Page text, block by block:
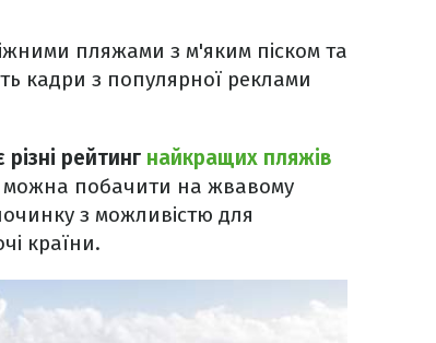
пляжами з м'яким піском та
кадри з популярної реклами
рейтинг найкращих пляжів
можна побачити на жвавому
з можливістю для
країни.